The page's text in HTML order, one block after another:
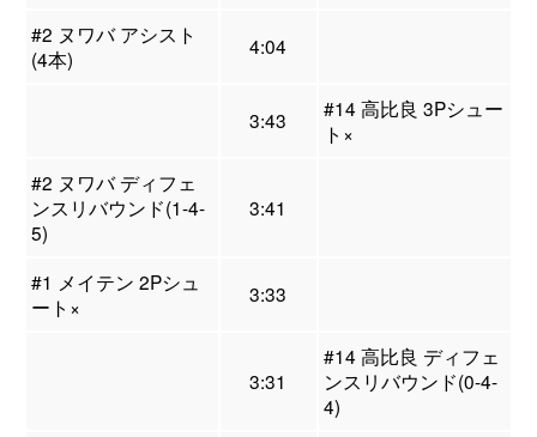
#2 ヌワバ アシスト
(4本)
4:04
3:43
#14 高比良 3Pシュー
ト×
#2 ヌワバ ディフェ
ンスリバウンド(1-4-
5)
3:41
#1 メイテン 2Pシュ
ート×
3:33
3:31
#14 高比良 ディフェ
ンスリバウンド(0-4-
4)